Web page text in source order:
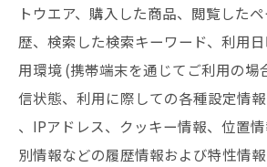
トウエア、購入した商品、閲覧した
歴、検索した検索キーワード、利用
用環境 (携帯端末を通じてご利用の場
信状態、利用に際しての各種設定情
、IPアドレス、クッキー情報、位置
別情報などの履歴情報および特性情